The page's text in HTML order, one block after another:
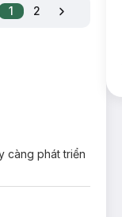
1 2
càng phát triển